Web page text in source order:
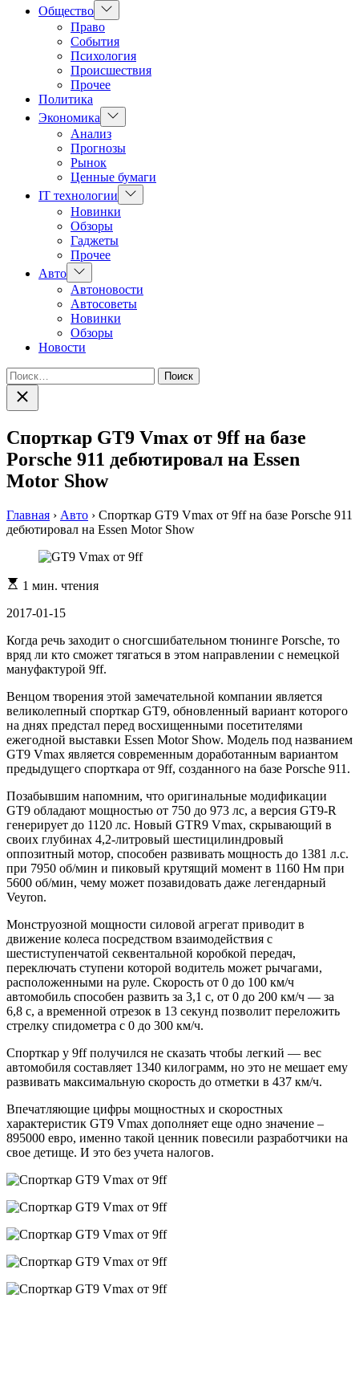
Общество Показать
подменю
Право
События
Психология
Происшествия
Прочее
Политика
Экономика
Показать
подменю
Анализ
Прогнозы
Рынок
Ценные бумаги
IT технологии
Показать
подменю
Новинки
Обзоры
Гаджеты
Прочее
Авто Показать
подменю
Автоновости
Автосоветы
Новинки
Обзоры
Новости
Найти:
Закрыть
поиск
Спорткар GT9 Vmax от 9ff на базе
Porsche 911 дебютировал на Essen
Motor Show
Главная › Авто › Спорткар GT9 Vmax от 9ff на базе Porsche 911
дебютировал на Essen Motor Show
Расчетное
чтения
1 мин. чтения
2017-01-15
Когда речь заходит о сногсшибательном тюнинге Porsche, то
вряд ли кто сможет тягаться в этом направлении с немецкой
мануфактурой 9ff.
Венцом творения этой замечательной компании является
великолепный спорткар GT9, обновленный вариант которого
на днях предстал перед восхищенными посетителями
ежегодной выставки Essen Motor Show. Модель под названием
GT9 Vmax является современным доработанным вариантом
предыдущего спорткара от 9ff, созданного на базе Porsche 911.
Позабывшим напомним, что оригинальные модификации
GT9 обладают мощностью от 750 до 973 лс, а версия GT9-R
генерирует до 1120 лс. Новый GTR9 Vmax, скрывающий в
своих глубинах 4,2-литровый шестицилиндровый
оппозитный мотор, способен развивать мощность до 1381 л.с.
при 7950 об/мин и пиковый крутящий момент в 1160 Нм при
5600 об/мин, чему может позавидовать даже легендарный
Veyron.
Монструозной мощности силовой агрегат приводит в
движение колеса посредством взаимодействия с
шестиступенчатой секвентальной коробкой передач,
переключать ступени которой водитель может рычагами,
расположенными на руле. Скорость от 0 до 100 км/ч
автомобиль способен развить за 3,1 с, от 0 до 200 км/ч — за
6,8 с, а временной отрезок в 13 секунд позволит переложить
стрелку спидометра с 0 до 300 км/ч.
Спорткар у 9ff получился не сказать чтобы легкий — вес
автомобиля составляет 1340 килограмм, но это не мешает ему
развивать максимальную скорость до отметки в 437 км/ч.
Впечатляющие цифры мощностных и скоростных
характеристик GT9 Vmax дополняет еще одно значение –
895000 евро, именно такой ценник повесили разработчики на
свое детище. И это без учета налогов.